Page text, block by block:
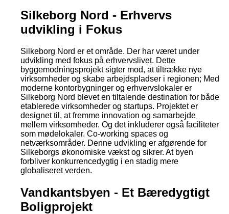
Silkeborg Nord - Erhvervs
udvikling i Fokus
Silkeborg Nord er et område. Der har været under
udvikling med fokus på erhvervslivet. Dette
byggemodningsprojekt sigter mod, at tiltrække nye
virksomheder og skabe arbejdspladser i regionen; Med
moderne kontorbygninger og erhvervslokaler er
Silkeborg Nord blevet en tiltalende destination for både
etablerede virksomheder og startups. Projektet er
designet til, at fremme innovation og samarbejde
mellem virksomheder. Og det inkluderer også faciliteter
som mødelokaler. Co-working spaces og
netværksområder. Denne udvikling er afgørende for
Silkeborgs økonomiske vækst og sikrer. At byen
forbliver konkurrencedygtig i en stadig mere
globaliseret verden.
Vandkantsbyen - Et Bæredygtigt
Boligprojekt